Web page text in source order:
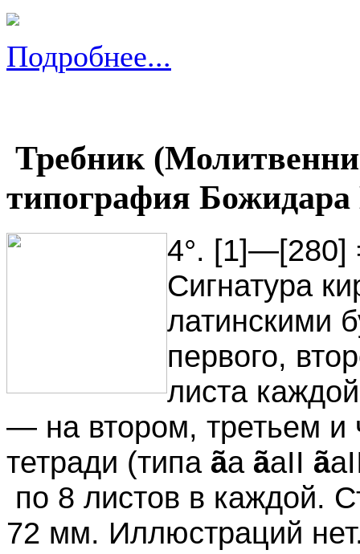
Подробнее...
Требник
типография Божидара
4°. [1]—[280]
Сигнатура
латинскими
первого,
листа
— на втором, третьем и
тетради (типа ãа ãаII ã
по 8 листов в каждой.
72 мм. Иллюстраций